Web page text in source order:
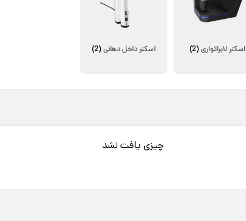
اسکنر لابراتواری(2) اسکنر داخل دهانی(2)
چیزی یافت نشد